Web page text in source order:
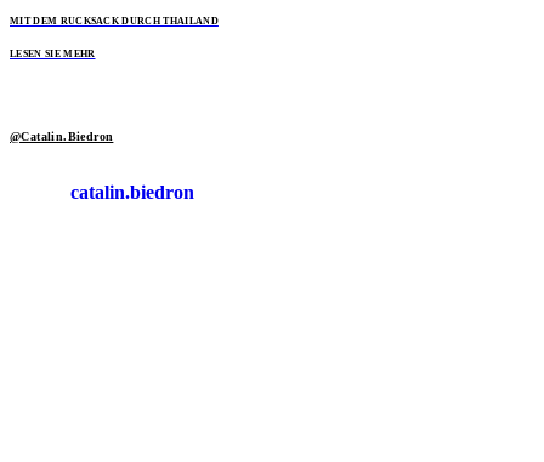
MIT DEM RUCKSACK DURCH THAILAND
LESEN SIE MEHR
@Catalin.Biedron
catalin.biedron